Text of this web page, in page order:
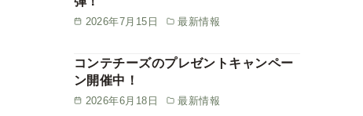
2026年7月15日 最新情報
2026年6月18日 最新情報
コンテチーズのプレゼントキャンペー
ン開催中！